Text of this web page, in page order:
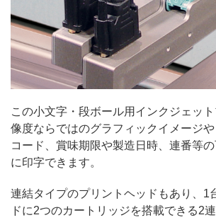
この小文字・段ボール用インクジェッ
像度ならではのグラフィックイメージ
コード、賞味期限や製造日時、連番等
に印字できます。
連結タイプのプリントヘッドもあり、1
ドに2つのカートリッジを搭載できる2